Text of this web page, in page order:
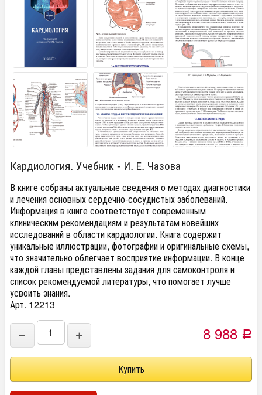
Кардиология. Учебник - И. Е. Чазова
В книге собраны актуальные сведения о методах диагностики
и лечения основных сердечно-сосудистых заболеваний.
Информация в книге соответствует современным
клиническим рекомендациям и результатам новейших
исследований в области кардиологии. Книга содержит
уникальные иллюстрации, фотографии и оригинальные схемы,
что значительно облегчает восприятие информации. В конце
каждой главы представлены задания для самоконтроля и
список рекомендуемой литературы, что помогает лучше
усвоить знания.
Арт. 12213
− + 8 988 Р